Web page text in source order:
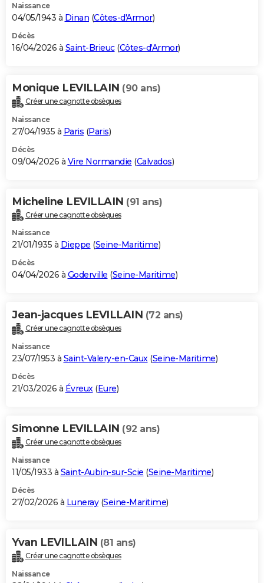
Naissance
04/05/1943 à Dinan (Côtes-d'Armor)
Décès
16/04/2026 à Saint-Brieuc(Côtes-d'Armor)
Monique LEVILLAIN (90 ans)
Créer une cagnotte obsèques
Naissance
27/04/1935 à Paris (Paris)
Décès
09/04/2026 à Vire Normandie (Calvados)
Micheline LEVILLAIN (91 ans)
Créer une cagnotte obsèques
Naissance
21/01/1935 à Dieppe (Seine-Maritime)
Décès
04/04/2026 à Goderville (Seine-Maritime)
Jean-jacques LEVILLAIN (72 ans)
Créer une cagnotte obsèques
Naissance
23/07/1953 à Saint-Valery-en-Caux(Seine-Maritime)
Décès
21/03/2026 à Évreux(Eure)
Simonne LEVILLAIN (92 ans)
Créer une cagnotte obsèques
Naissance
11/05/1933 à Saint-Aubin-sur-Scie (Seine-Maritime)
Décès
27/02/2026 à Luneray(Seine-Maritime)
Yvan LEVILLAIN (81 ans)
Créer une cagnotte obsèques
Naissance